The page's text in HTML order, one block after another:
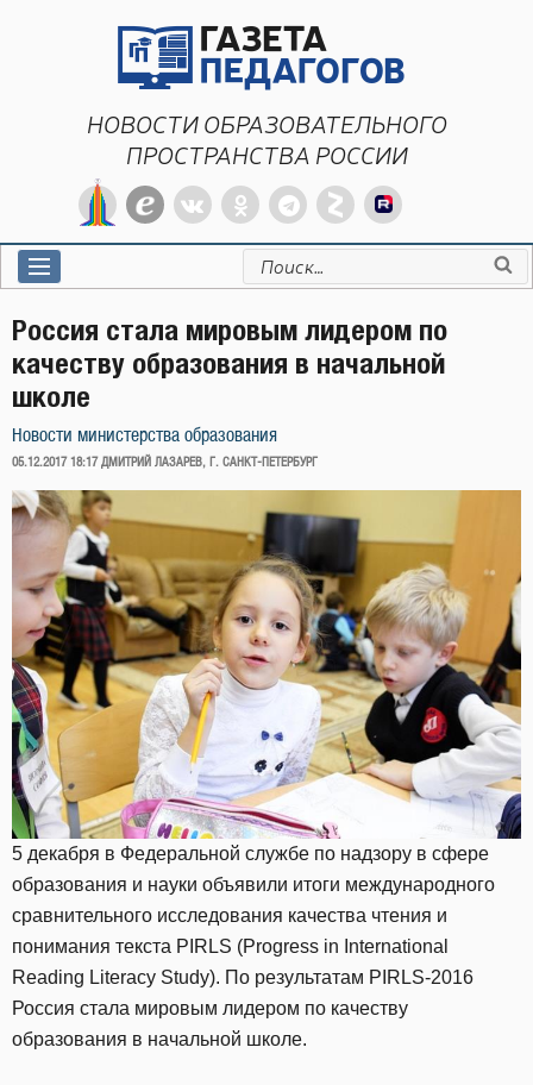
НОВОСТИ ОБРАЗОВАТЕЛЬНОГО
ПРОСТРАНСТВА РОССИИ
Искать:
Россия стала мировым лидером по
качеству образования в начальной
школе
Новости министерства образования
ОПУБЛИКОВАНО
05.12.2017 18:17 ДМИТРИЙ ЛАЗАРЕВ, Г. САНКТ-ПЕТЕРБУРГ
5 декабря в Федеральной службе по надзору в сфере
образования и науки объявили итоги международного
сравнительного исследования качества чтения и
понимания текста PIRLS (Progress in International
Reading Literacy Study). По результатам PIRLS-2016
Россия стала мировым лидером по качеству
образования в начальной школе.